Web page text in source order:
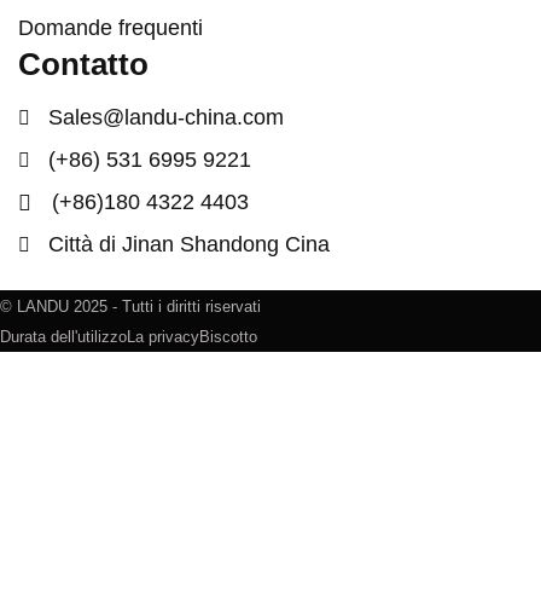
Domande frequenti
Contatto
Sales@landu-china.com
(+86) 531 6995 9221
(+86)180 4322 4403
Città di Jinan Shandong Cina
© LANDU 2025 - Tutti i diritti riservati
Durata dell'utilizzoLa privacyBiscotto